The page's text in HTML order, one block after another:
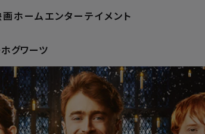
画ホームエンターテイメント
ホグワーツ